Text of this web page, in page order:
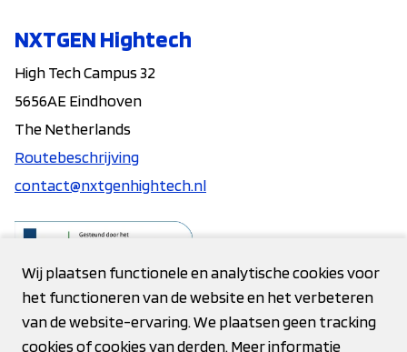
NXTGEN Hightech
High Tech Campus 32
5656AE Eindhoven
The Netherlands
Routebeschrijving
contact@nxtgenhightech.nl
Contact
Privacy verklaring
Wij plaatsen functionele en analytische cookies voor
het functioneren van de website en het verbeteren
van de website-ervaring. We plaatsen geen tracking
cookies of cookies van derden. Meer informatie